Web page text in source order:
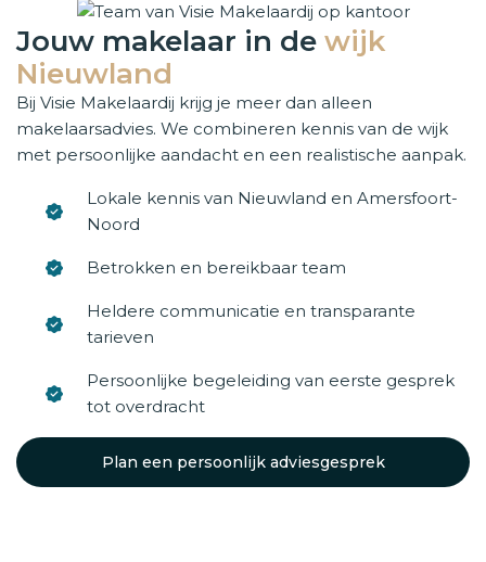
Jouw makelaar in de wijk
Nieuwland
Bij Visie Makelaardij krijg je meer dan alleen
makelaarsadvies. We combineren kennis van de wijk
met persoonlijke aandacht en een realistische aanpak.
Lokale kennis van Nieuwland en Amersfoort-
Noord
Betrokken en bereikbaar team
Heldere communicatie en transparante
tarieven
Persoonlijke begeleiding van eerste gesprek
tot overdracht
Plan een persoonlijk adviesgesprek